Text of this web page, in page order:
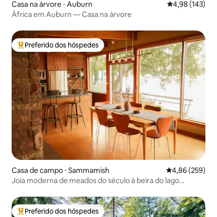
Casa na árvore ⋅ Auburn 4,98 de uma
4,98 (143)
África em Auburn — Casa na árvore
Entre os melhores preferidos dos hóspedes
Preferido dos hóspedes
Casa de campo ⋅ Sammamish 4,86 de uma
4,86 (259)
Joia moderna de meados do século à beira do lago
Entre os melhores preferidos dos hóspedes
Preferido dos hóspedes